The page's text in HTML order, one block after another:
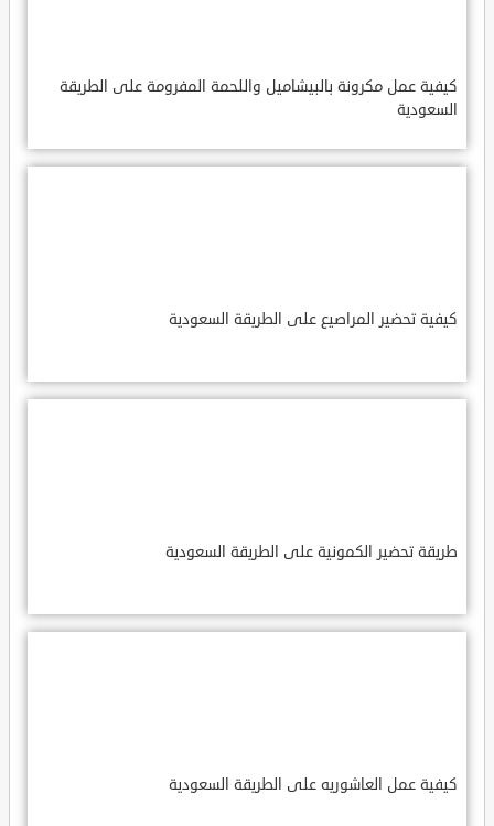
كيفية عمل مكرونة بالبيشاميل واللحمة المفرومة على الطريقة
السعودية
كيفية تحضير المراصيع على الطريقة السعودية
طريقة تحضير الكمونية على الطريقة السعودية
كيفية عمل العاشوريه على الطريقة السعودية